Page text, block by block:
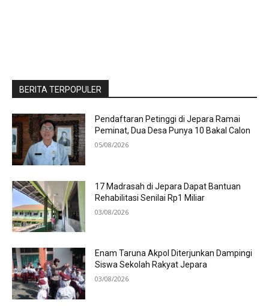
BERITA TERPOPULER
Pendaftaran Petinggi di Jepara Ramai
Peminat, Dua Desa Punya 10 Bakal Calon
05/08/2026
17 Madrasah di Jepara Dapat Bantuan
Rehabilitasi Senilai Rp1 Miliar
03/08/2026
Enam Taruna Akpol Diterjunkan Dampingi
Siswa Sekolah Rakyat Jepara
03/08/2026